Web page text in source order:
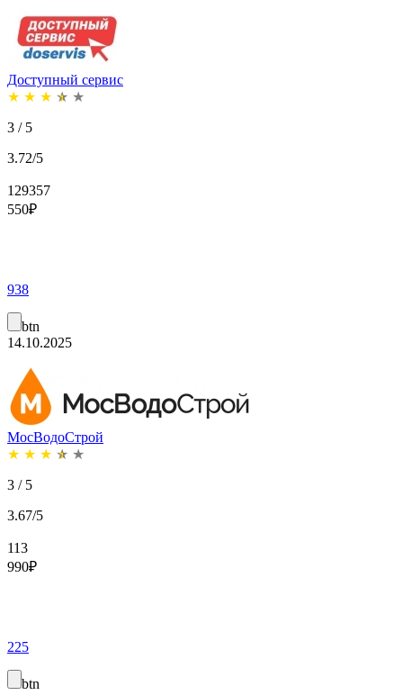
Доступный сервис
★ ★ ★ ★ ★
3 / 5
3.72/5
129357
550₽
938
btn
14.10.2025
МосВодоСтрой
★ ★ ★ ★ ★
3 / 5
3.67/5
113
990₽
225
btn